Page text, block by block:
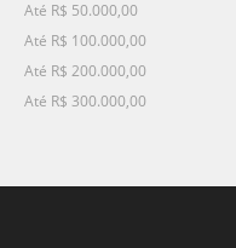
Até R$ 50.000,00
Até R$ 100.000,00
Até R$ 200.000,00
Até R$ 300.000,00